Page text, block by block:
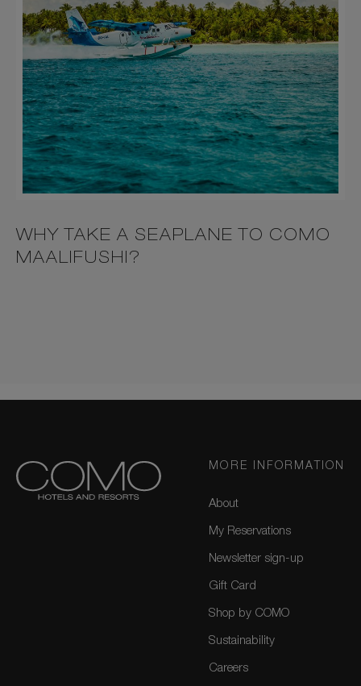
WHY TAKE A SEAPLANE TO COMO
MAALIFUSHI?
MORE INFORMATION
About
My Reservations
Newsletter sign-up
Gift Card
Shop by COMO
Sustainability
Careers